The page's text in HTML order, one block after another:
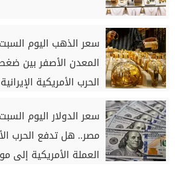
سعر الذهب اليوم
المعدن الأصفر بين
الحرب الأمريكية الإيرانية
مصر.. هل تدفع الحرب
العملة الأمريكية